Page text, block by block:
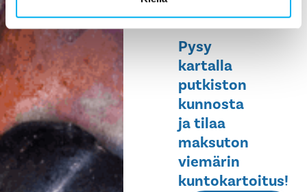
elinikää.
Pysy
kartalla
putkiston
kunnosta
ja tilaa
maksuton
viemärin
kuntokartoitus!